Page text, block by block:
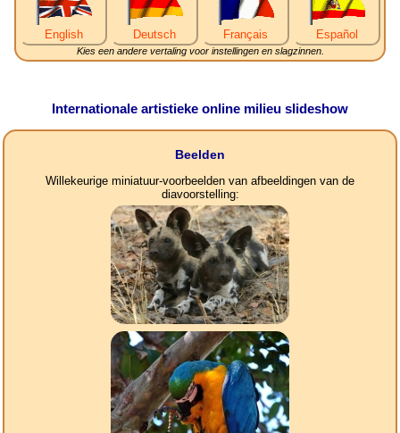
English Deutsch Français Español
Kies een andere vertaling voor instellingen en slagzinnen.
Internationale artistieke online milieu slideshow
Beelden
Willekeurige miniatuur-voorbeelden van afbeeldingen van de
diavoorstelling: